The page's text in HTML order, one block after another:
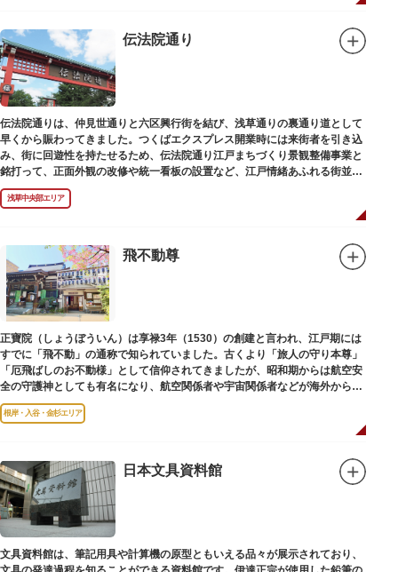
伝法院通り
伝法院通りは、仲見世通りと六区興行街を結び、浅草通りの裏通り道として
早くから賑わってきました。つくばエクスプレス開業時には来街者を引き込
み、街に回遊性を持たせるため、伝法院通り江戸まちづくり景観整備事業と
銘打って、正面外観の改修や統一看板の設置など、江戸情緒あふれる街並み
を再現する景観整備を進めてきました。
浅草中央部エリア
飛不動尊
正寶院（しょうぼういん）は享禄3年（1530）の創建と言われ、江戸期には
すでに「飛不動」の通称で知られていました。古くより「旅人の守り本尊」
「厄飛ばしのお不動様」として信仰されてきましたが、昭和期からは航空安
全の守護神としても有名になり、航空関係者や宇宙関係者などが海外からも
多く参拝に訪れます。
根岸・入谷・金杉エリア
日本文具資料館
文具資料館は、筆記用具や計算機の原型ともいえる品々が展示されており、